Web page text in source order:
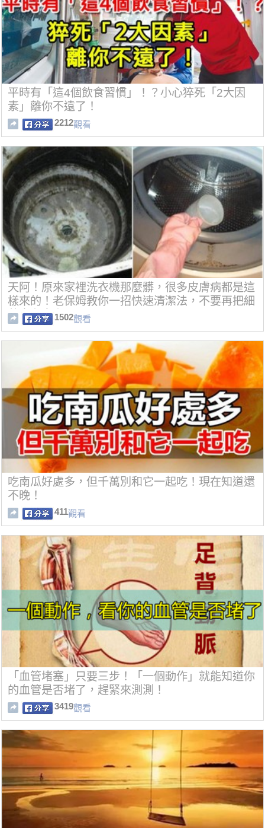
平時有「這4個飲食習慣」！？小心猝死「2大因
素」離你不遠了！
2212觀看
天阿！原來家裡洗衣機那麼髒，很多皮膚病都是這
樣來的！老保姆教你一招快速清潔法，不要再把細
菌穿在身上了．．．
1502觀看
吃南瓜好處多，但千萬別和它一起吃！現在知道還
不晚！
411觀看
「血管堵塞」只要三步！「一個動作」就能知道你
的血管是否堵了，趕緊來測測！
3419觀看